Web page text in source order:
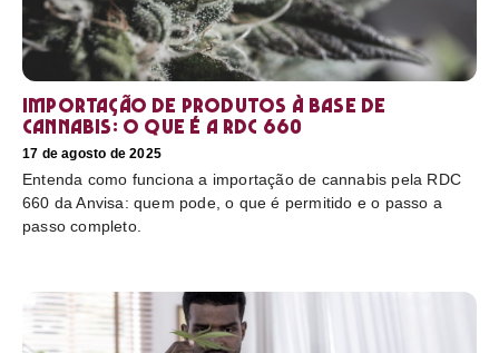
Importação de produtos à base de
cannabis: o que é a RDC 660
17 de agosto de 2025
Entenda como funciona a importação de cannabis pela RDC
660 da Anvisa: quem pode, o que é permitido e o passo a
passo completo.